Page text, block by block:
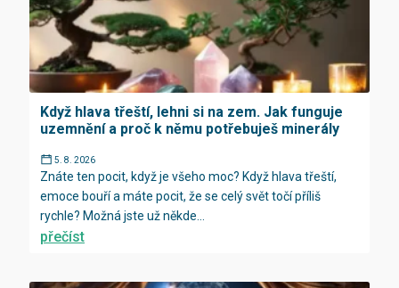
Když hlava třeští, lehni si na zem. Jak funguje
uzemnění a proč k němu potřebuješ minerály
5. 8. 2026
Znáte ten pocit, když je všeho moc? Když hlava třeští,
emoce bouří a máte pocit, že se celý svět točí příliš
rychle? Možná jste už někde...
přečíst